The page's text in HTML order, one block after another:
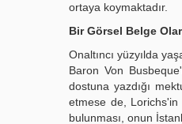
ortaya koymaktadır.
Bir Görsel Belge
Onaltıncı yüzyılda
Baron Von
dostuna yazdığı
etmese de,
bulunması, onun